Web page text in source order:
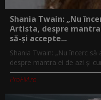
Shania Twain: „Nu
Artista, despre
să-și accepte...
Shania Twain: „Nu încerc să
despre mantra ei de azi și
ProFM.ro